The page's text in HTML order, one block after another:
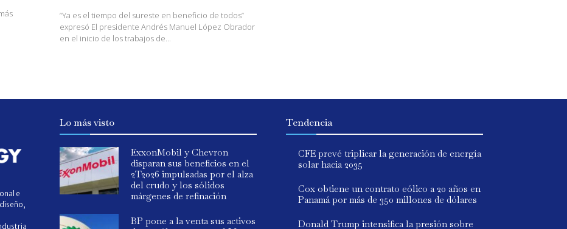
“Ya es el tiempo del sureste en beneficio de todos”
expresó El presidente Andrés Manuel López Obrador
en el inicio de los trabajos de...
e
Lo más visto
ExxonMobil y Chevron
disparan sus beneficios en el
2T2026 impulsadas por el alza
del crudo y los sólidos
márgenes de refinación
BP pone a la venta sus activos
Tendencia
CFE prevé triplicar la generación de energía
solar hacia 2035
Cox obtiene un contrato eólico a 20 años en
Panamá por más de 350 millones de dólares
Donald Trump intensifica la presión sobre